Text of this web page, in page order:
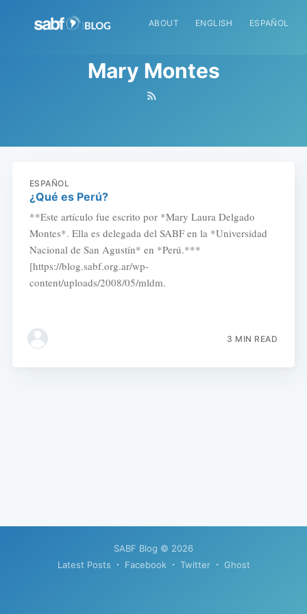
ABOUT ENGLISH ESPAÑOL
Mary Montes
ESPAÑOL
¿Qué es Perú?
**Este artículo fue escrito por *Mary Laura Delgado
Montes*. Ella es delegada del SABF en la *Universidad
Nacional de San Agustín* en *Perú.***
[https://blog.sabf.org.ar/wp-
content/uploads/2008/05/mldm.
3 MIN READ
SABF Blog © 2026
Latest Posts
Facebook Twitter Ghost